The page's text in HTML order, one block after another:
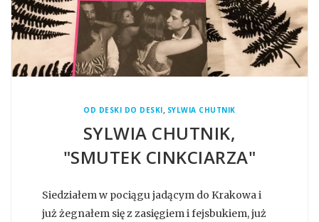
OD DESKI DO DESKI, SYLWIA CHUTNIK
SYLWIA CHUTNIK,
"SMUTEK CINKCIARZA"
Siedziałem w pociągu jadącym do Krakowa i
już żegnałem się z zasięgiem i fejsbukiem, już